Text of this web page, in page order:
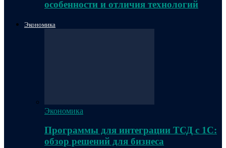
особенности и отличия технологий
Экономика
Экономика
Программы для интеграции ТСД с 1С:
обзор решений для бизнеса